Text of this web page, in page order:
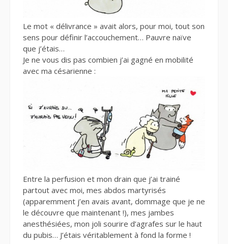
Le mot « délivrance » avait alors, pour moi, tout son
sens pour définir l’accouchement… Pauvre naïve
que j’étais…
Je ne vous dis pas combien j’ai gagné en mobilité
avec ma césarienne :
Entre la perfusion et mon drain que j’ai trainé
partout avec moi, mes abdos martyrisés
(apparemment j’en avais avant, dommage que je ne
le découvre que maintenant !), mes jambes
anesthésiées, mon joli sourire d’agrafes sur le haut
du pubis… J’étais véritablement à fond la forme !